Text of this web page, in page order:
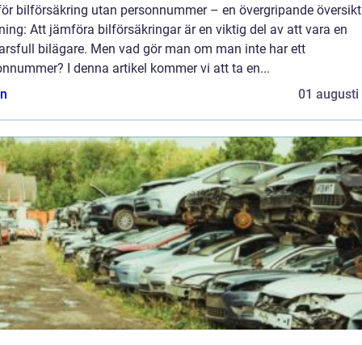
bilförsäkring utan personnummer – en övergripande översikt
Att jämföra bilförsäkringar är en viktig del av att vara en
bilägare. Men vad gör man om man inte har ett
I denna artikel kommer vi att ta en...
01 augusti